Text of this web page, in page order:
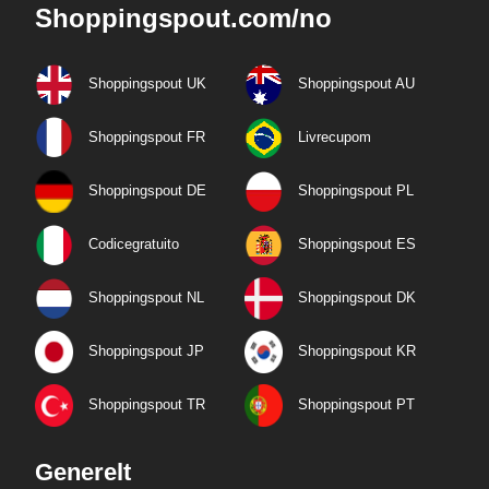
Shoppingspout.com/no
Shoppingspout UK Shoppingspout AU
Shoppingspout FR Livrecupom
Shoppingspout DE Shoppingspout PL
Codicegratuito Shoppingspout ES
Shoppingspout NL Shoppingspout DK
Shoppingspout JP Shoppingspout KR
Shoppingspout TR Shoppingspout PT
Generelt